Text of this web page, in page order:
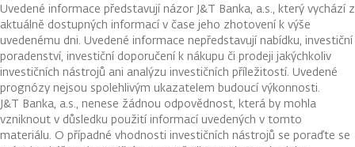
Uvedené informace představují názor J&T Banka, a.s., který vychází z
aktuálně dostupných informací v čase jeho zhotovení k výše
uvedenému dni. Uvedené informace nepředstavují nabídku, investiční
poradenství, investiční doporučení k nákupu či prodeji jakýchkoliv
investičních nástrojů ani analýzu investičních příležitostí. Uvedené
prognózy nejsou spolehlivým ukazatelem budoucí výkonnosti.
J&T Banka, a.s., nenese žádnou odpovědnost, která by mohla
vzniknout v důsledku použití informací uvedených v tomto
materiálu. O případné vhodnosti investičních nástrojů se poraďte se